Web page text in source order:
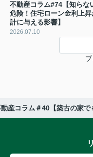
不動産コラム#74【知らな
危険！住宅ローン金利上昇
計に与える影響】
2026.07.10
産コラム＃40【築古の家で